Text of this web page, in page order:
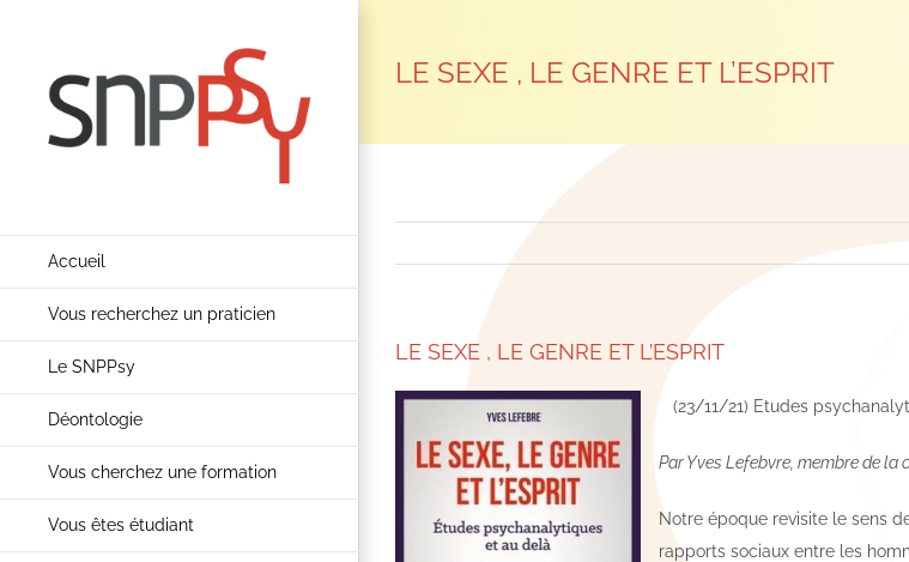
contenu
Accueil
Vous recherchez un praticien
Le SNPPsy
Déontologie
Vous cherchez une formation
Vous êtes étudiant
LE SEXE , LE GENRE ET L’ESPRIT
LE SEXE , LE GENRE ET L’ESPRIT
(23/11/21) Etudes
Par Yves Lefebvre, membre de
Notre époque revisite le sens
rapports sociaux entre les